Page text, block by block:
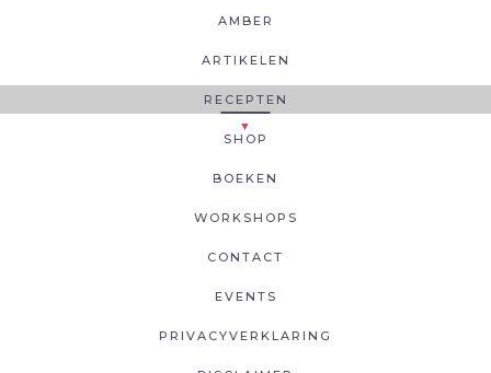
AMBER
ARTIKELEN
RECEPTEN
SHOP
BOEKEN
WORKSHOPS
CONTACT
EVENTS
PRIVACYVERKLARING